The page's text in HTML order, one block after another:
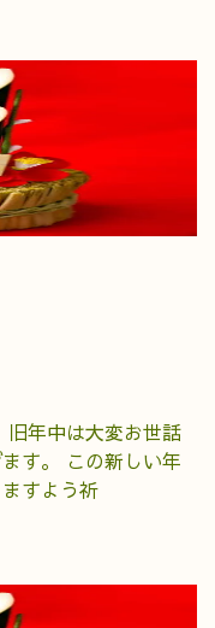
年中は大変お世話
す。 この新しい年
すよう祈